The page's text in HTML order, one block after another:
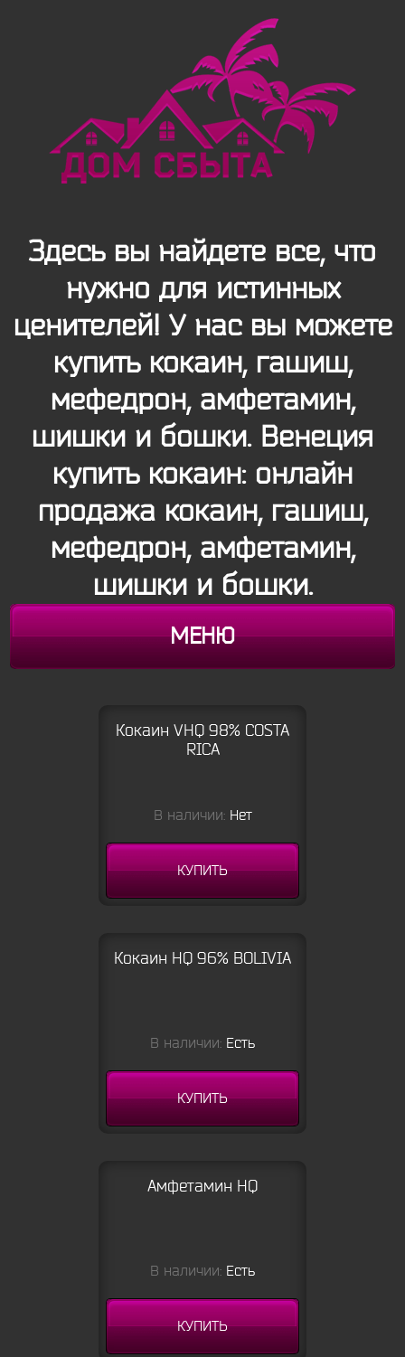
Здесь вы найдете все, что
нужно для истинных
ценителей! У нас вы можете
купить кокаин, гашиш,
мефедрон, амфетамин,
шишки и бошки. Венеция
купить кокаин: онлайн
продажа кокаин, гашиш,
мефедрон, амфетамин,
шишки и бошки.
МЕНЮ
Кокаин VHQ 98% COSTA
RICA
В наличии: Нет
КУПИТЬ
Кокаин HQ 96% BOLIVIA
В наличии: Есть
КУПИТЬ
Амфетамин HQ
В наличии: Есть
КУПИТЬ